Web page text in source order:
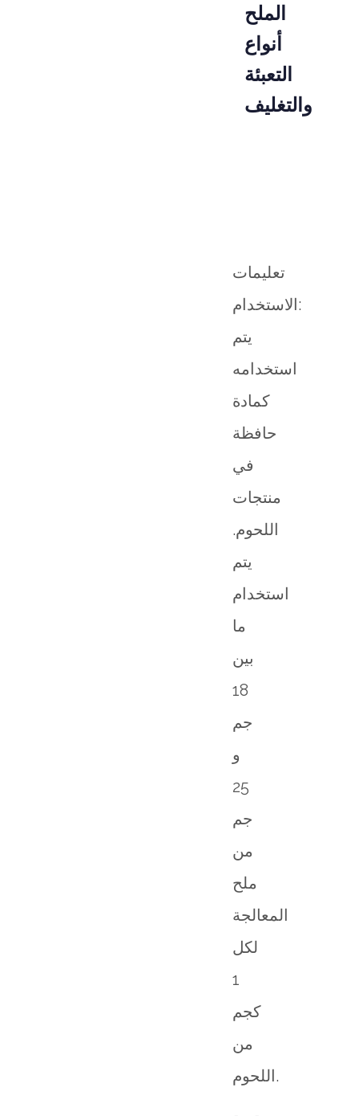
الملح
أنواع
التعبئة
والتغليف
تعليمات
الاستخدام:
يتم
استخدامه
كمادة
حافظة
في
منتجات
اللحوم.
يتم
استخدام
ما
بين
18
جم
و
25
جم
من
ملح
المعالجة
لكل
1
كجم
من
اللحوم.